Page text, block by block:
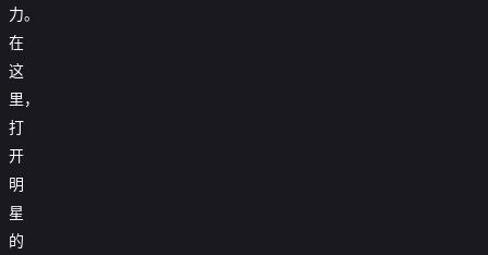
力。
在
这
里，
打
开
明
星
的